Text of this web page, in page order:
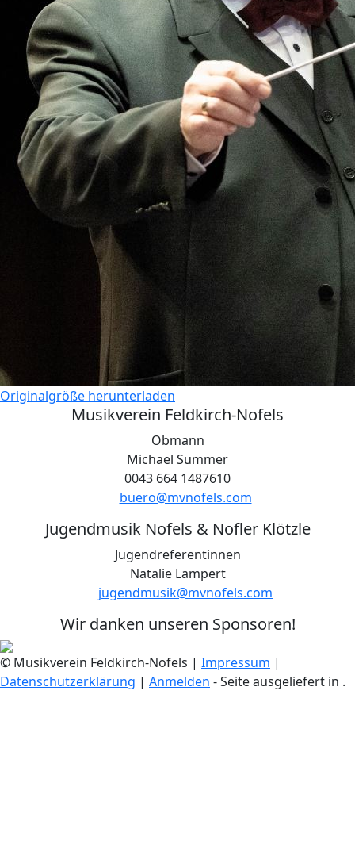
Originalgröße herunterladen
Musikverein Feldkirch-Nofels
Obmann
Michael Summer
0043 664 1487610
buero@mvnofels.com
Jugendmusik Nofels & Nofler Klötzle
Jugendreferentinnen
Natalie Lampert
jugendmusik@mvnofels.com
Wir danken unseren Sponsoren!
© Musikverein Feldkirch-Nofels | Impressum |
Datenschutzerklärung | Anmelden - Seite ausgeliefert in .